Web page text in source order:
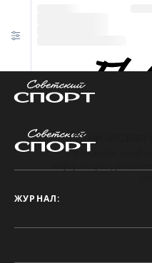
Техническая
Произошла
ЖУРНАЛ: